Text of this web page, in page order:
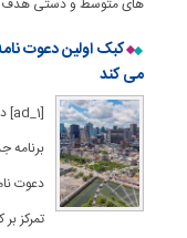
های متوسط و دستی هدف
کبک اولین دعوت
می کند
دعوت
تمرکز